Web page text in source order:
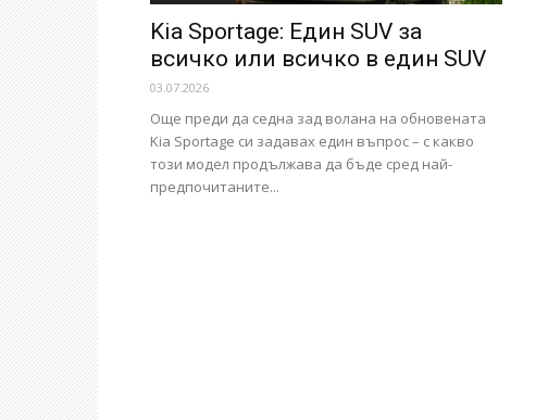
Kia Sportage: Един SUV за
всичко или всичко в един SUV
03.07.2026
Още преди да седна зад волана на обновената
Kia Sportage си задавах един въпрос – с какво
този модел продължава да бъде сред най-
предпочитаните...